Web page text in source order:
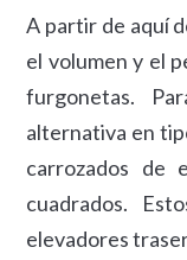
A partir de aquí
el volumen y el
furgonetas.
alternativa en
carrozados de
cuadrados.
elevadores